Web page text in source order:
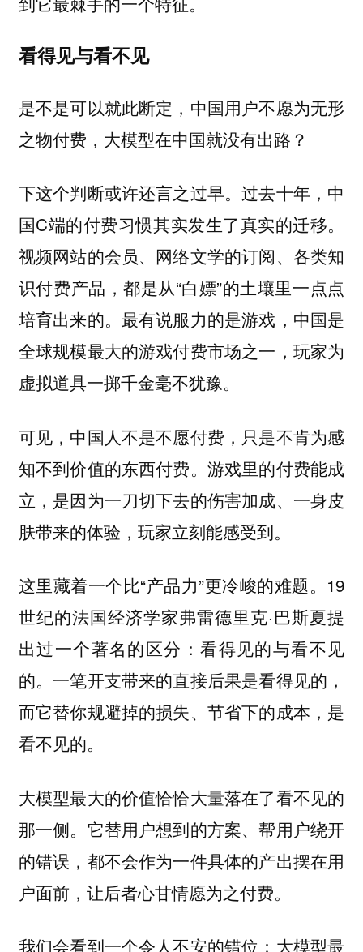
看得见与看不见
是不是可以就此断定，中国用户不愿为无形
之物付费，大模型在中国就没有出路？
下这个判断或许还言之过早。过去十年，中
国C端的付费习惯其实发生了真实的迁移。
视频网站的会员、网络文学的订阅、各类知
识付费产品，都是从“白嫖”的土壤里一点点
培育出来的。最有说服力的是游戏，中国是
全球规模最大的游戏付费市场之一，玩家为
虚拟道具一掷千金毫不犹豫。
可见，中国人不是不愿付费，只是不肯为感
知不到价值的东西付费。游戏里的付费能成
立，是因为一刀切下去的伤害加成、一身皮
肤带来的体验，玩家立刻能感受到。
这里藏着一个比“产品力”更冷峻的难题。19
世纪的法国经济学家弗雷德里克·巴斯夏提
出过一个著名的区分：看得见的与看不见
的。一笔开支带来的直接后果是看得见的，
而它替你规避掉的损失、节省下的成本，是
看不见的。
大模型最大的价值恰恰大量落在了看不见的
那一侧。它替用户想到的方案、帮用户绕开
的错误，都不会作为一件具体的产出摆在用
户面前，让后者心甘情愿为之付费。
我们会看到一个令人不安的错位：大模型最